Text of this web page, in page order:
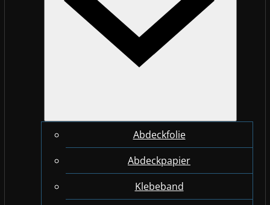
Abdeckfolie
Abdeckpapier
Klebeband